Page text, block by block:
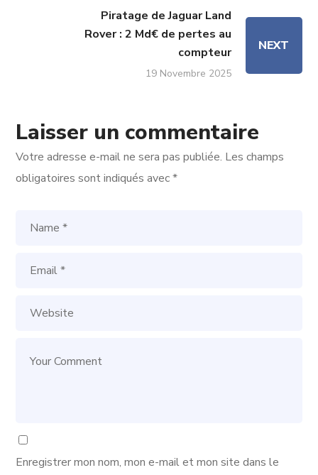
Piratage de Jaguar Land
Rover : 2 Md€ de pertes au
compteur
19 Novembre 2025
NEXT
Laisser un commentaire
Votre adresse e-mail ne sera pas publiée. Les champs
obligatoires sont indiqués avec*
Enregistrer mon nom, mon e-mail et mon site dans le